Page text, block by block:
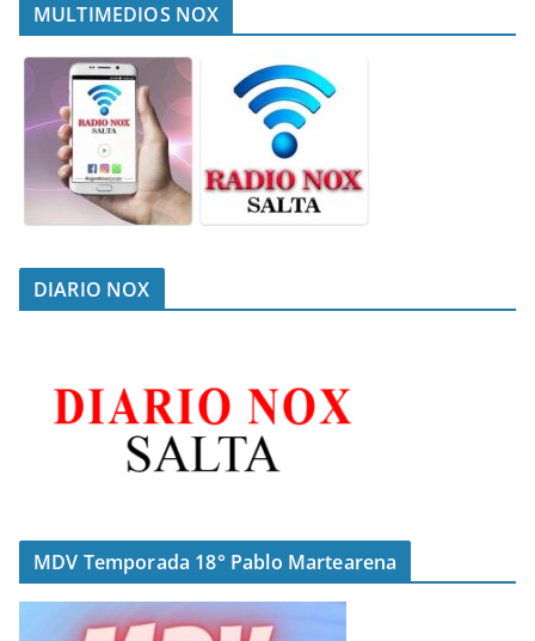
MULTIMEDIOS NOX
DIARIO NOX
MDV Temporada 18° Pablo Martearena